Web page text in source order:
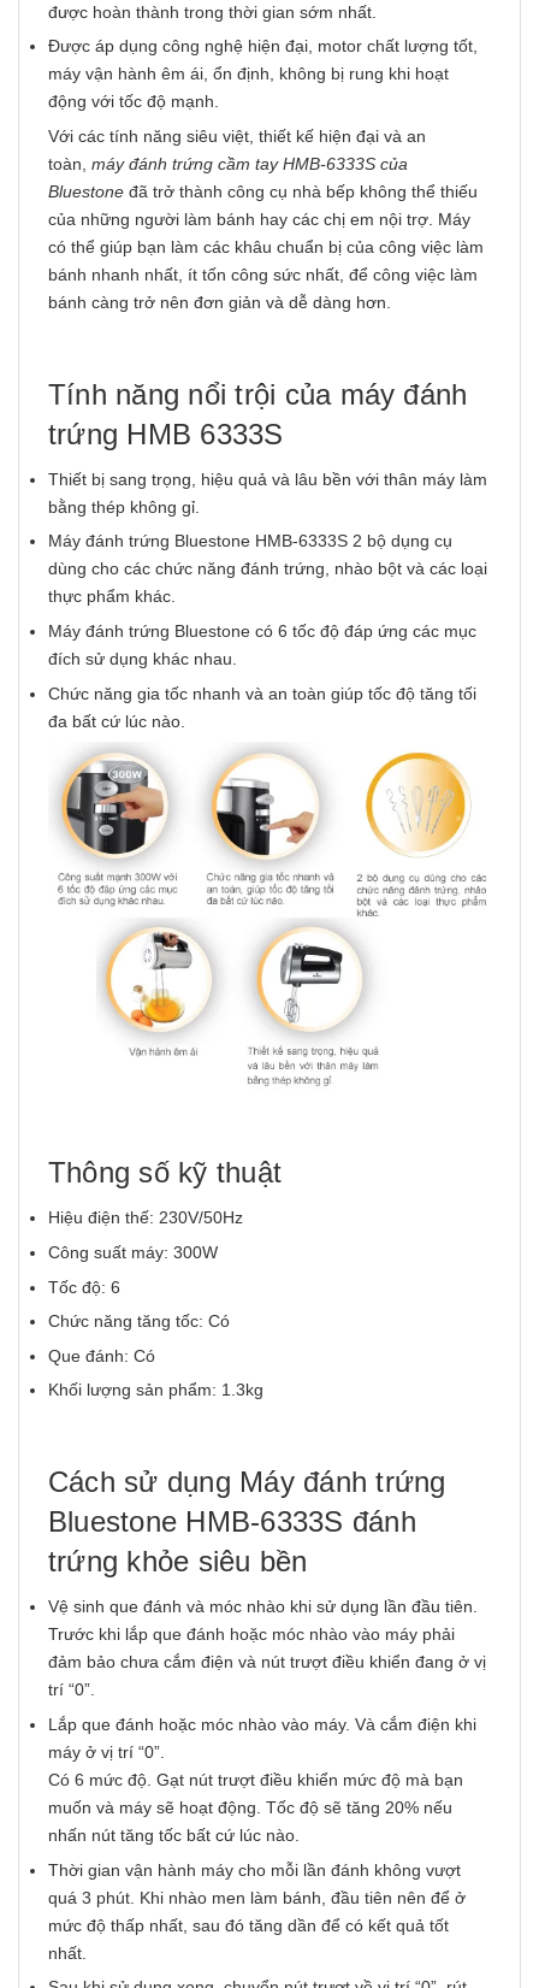
được hoàn thành trong thời gian sớm nhất.
Được áp dụng công nghệ hiện đại, motor chất lượng tốt,
máy vận hành êm ái, ổn định, không bị rung khi hoạt
động với tốc độ mạnh.
Với các tính năng siêu việt, thiết kế hiện đại và an
toàn, máy đánh trứng cầm tay HMB-6333S của
Bluestone đã trở thành công cụ nhà bếp không thể thiếu
của những người làm bánh hay các chị em nội trợ. Máy
có thể giúp bạn làm các khâu chuẩn bị của công việc làm
bánh nhanh nhất, ít tốn công sức nhất, để công việc làm
bánh càng trở nên đơn giản và dễ dàng hơn.
Tính năng nổi trội của máy đánh
trứng HMB 6333S
Thiết bị sang trọng, hiệu quả và lâu bền với thân máy làm
bằng thép không gỉ.
Máy đánh trứng Bluestone HMB-6333S 2 bộ dụng cụ
dùng cho các chức năng đánh trứng, nhào bột và các loại
thực phẩm khác.
Máy đánh trứng Bluestone có 6 tốc độ đáp ứng các mục
đích sử dụng khác nhau.
Chức năng gia tốc nhanh và an toàn giúp tốc độ tăng tối
đa bất cứ lúc nào.
Thông số kỹ thuật
Hiệu điện thế: 230V/50Hz
Công suất máy: 300W
Tốc độ: 6
Chức năng tăng tốc: Có
Que đánh: Có
Khối lượng sản phẩm: 1.3kg
Cách sử dụng Máy đánh trứng
Bluestone HMB-6333S đánh
trứng khỏe siêu bền
Vệ sinh que đánh và móc nhào khi sử dụng lần đầu tiên.
Trước khi lắp que đánh hoặc móc nhào vào máy phải
đảm bảo chưa cắm điện và nút trượt điều khiển đang ở vị
trí “0”.
Lắp que đánh hoặc móc nhào vào máy. Và cắm điện khi
máy ở vị trí “0”.
Có 6 mức độ. Gạt nút trượt điều khiển mức độ mà bạn
muốn và máy sẽ hoạt động. Tốc độ sẽ tăng 20% nếu
nhấn nút tăng tốc bất cứ lúc nào.
Thời gian vận hành máy cho mỗi lần đánh không vượt
quá 3 phút. Khi nhào men làm bánh, đầu tiên nên để ở
mức độ thấp nhất, sau đó tăng dần để có kết quả tốt
nhất.